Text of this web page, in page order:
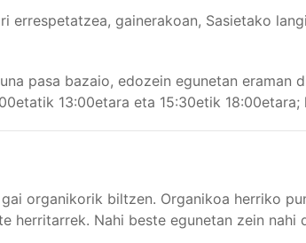
errespetatzea, gainerakoan, Sasietako
pasa bazaio, edozein egunetan eraman
13:00etara eta 15:30etik
organikorik biltzen. Organikoa herriko
herritarrek. Nahi beste egunetan zein